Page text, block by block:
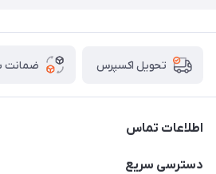
تحویل اکسپرس ضمانت
اطلاعات تماس
03591001161
دسترسی سریع